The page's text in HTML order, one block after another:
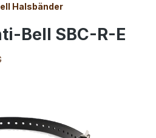
Halsbänder
Bell SBC-R-E